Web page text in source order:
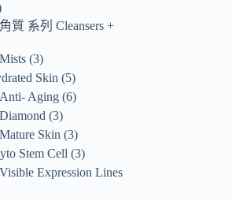
質 系列 Cleansers +
3
Skin
5
Aging 6
3
Skin 3
Stem Cell 3
Expression Lines